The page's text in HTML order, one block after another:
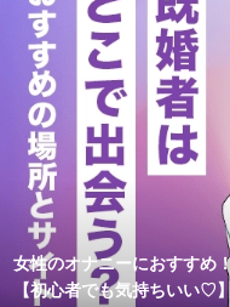
女性のオナニーにおすすめ
【初心者でも気持ちいい♡】